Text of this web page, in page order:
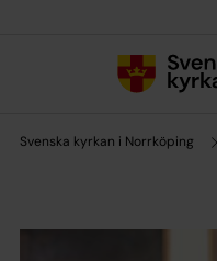
Svenska kyrkan i Norrköping